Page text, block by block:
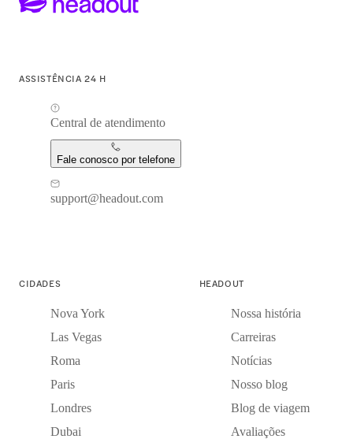
ASSISTÊNCIA 24 H
Central de atendimento
Fale conosco por telefone
support@headout.com
CIDADES
Nova York
Las Vegas
Roma
Paris
Londres
Dubai
HEADOUT
Nossa história
Carreiras
Notícias
Nosso blog
Blog de viagem
Avaliações